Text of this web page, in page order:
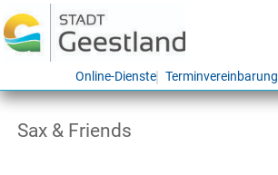
Online-Dienste Terminvereinbarung
Sax & Friends